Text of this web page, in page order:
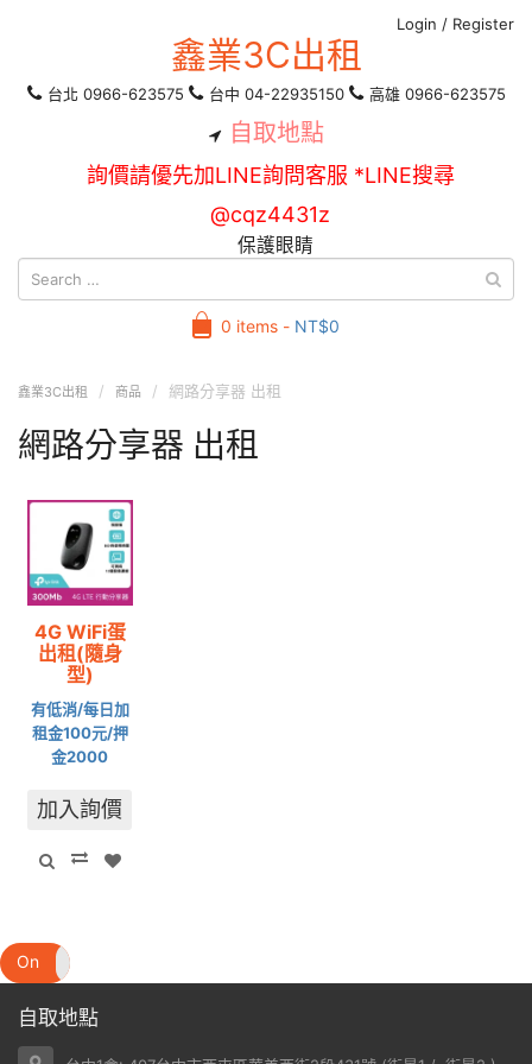
Login / Register
鑫業3C出租
台北 0966-623575 台中 04-22935150 高雄 0966-623575
自取地點
詢價請優先加LINE詢問客服 *LINE搜尋
@cqz4431z
保護眼睛
0 items - NT$0
鑫業3C出租 商品 網路分享器 出租
網路分享器 出租
4G WiFi蛋
出租(隨身
型)
有低消/每日加
租金100元/押
金2000
加入詢價
On
自取地點